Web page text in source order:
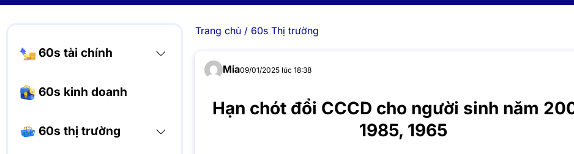
60s tài chính
60s kinh doanh
60s thị trường
Trang chủ/ 60s Thị trường
Mia09/01/2025 lúc 18:38
Hạn chót đổi CCCD cho người sinh năm
1985, 1965